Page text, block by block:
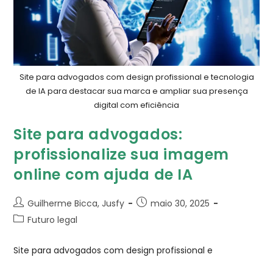
Site para advogados com design profissional e tecnologia
de IA para destacar sua marca e ampliar sua presença
digital com eficiência
Site para advogados:
profissionalize sua imagem
online com ajuda de IA
Guilherme Bicca, Jusfy
maio 30, 2025
Futuro legal
Site para advogados com design profissional e